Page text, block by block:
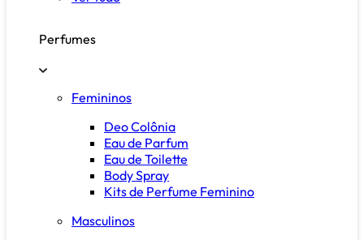
Perfumes
Femininos
Deo Colônia
Eau de Parfum
Eau de Toilette
Body Spray
Kits de Perfume Feminino
Masculinos